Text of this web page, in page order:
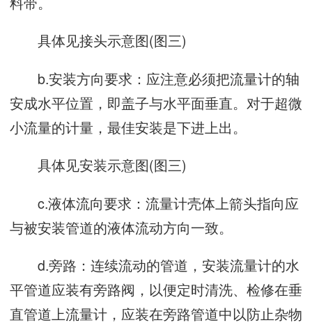
具体见接头示意图(图三)
b.安装方向要求：应注意必须把流量计的轴
安成水平位置，即盖子与水平面垂直。对于超微
小流量的计量，最佳安装是下进上出。
具体见安装示意图(图三)
c.液体流向要求：流量计壳体上箭头指向应
与被安装管道的液体流动方向一致。
d.旁路：连续流动的管道，安装流量计的水
平管道应装有旁路阀，以便定时清洗、检修在垂
直管道上流量计，应装在旁路管道中以防止杂物